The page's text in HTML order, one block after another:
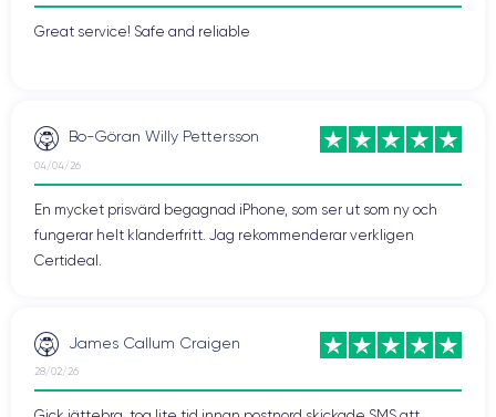
Great service! Safe and reliable
Bo-Göran Willy Pettersson
04/04/26
En mycket prisvärd begagnad iPhone, som ser ut som ny och
fungerar helt klanderfritt. Jag rekommenderar verkligen
Certideal.
James Callum Craigen
28/02/26